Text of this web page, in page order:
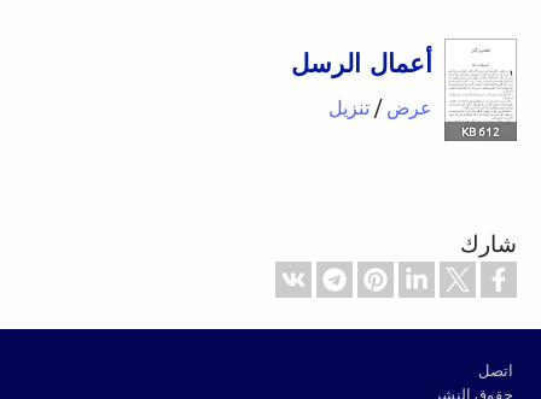
612 KB
أعمال الرسل
عرض / تنزيل
شارك
اتصل
حقوق النشر